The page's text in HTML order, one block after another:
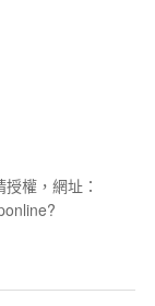
權，網址：